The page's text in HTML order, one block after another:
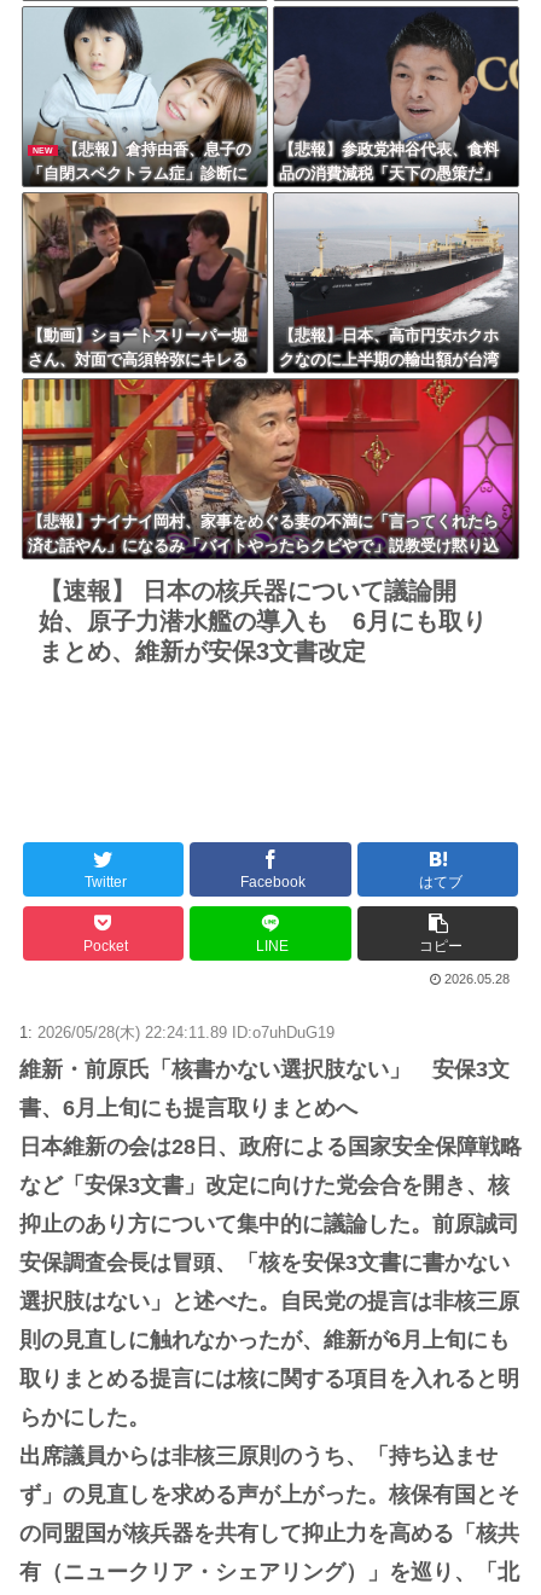
「関心なし」
病院に向かい点滴を打ったら楽
に」 回復を報告
NEW
【悲報】倉持由香、息子の
「自閉スペクトラム症」診断に
ショックで涙… 見逃していた乳
幼児期のサインとは？
【悲報】参政党神谷代表、食料
品の消費減税「天下の愚策だ」
と批判ｗｗｗｗｗｗｗｗｗｗｗ
【動画】ショートスリーパー堀
さん、対面で高須幹弥にキレる
ｗｗｗｗｗｗｗｗｗ
【悲報】日本、高市円安ホクホ
クなのに上半期の輸出額が台湾
と韓国に抜かれる・・・
【悲報】ナイナイ岡村、家事をめぐる妻の不満に「言ってくれたら
済む話やん」になるみ「バイトやったらクビやで」説教受け黙り込
【速報】 日本の核兵器について議論開
始、原子力潜水艦の導入も 6月にも取り
まとめ、維新が安保3文書改定
Twitter Facebook はてブ
Pocket LINE コピー
2026.05.28
1: 2026/05/28(木) 22:24:11.89 ID:o7uhDuG19
維新・前原氏「核書かない選択肢ない」 安保3文
書、6月上旬にも提言取りまとめへ
日本維新の会は28日、政府による国家安全保障戦略
など「安保3文書」改定に向けた党会合を開き、核
抑止のあり方について集中的に議論した。前原誠司
安保調査会長は冒頭、「核を安保3文書に書かない
選択肢はない」と述べた。自民党の提言は非核三原
則の見直しに触れなかったが、維新が6月上旬にも
取りまとめる提言には核に関する項目を入れると明
らかにした。
出席議員からは非核三原則のうち、「持ち込ませ
ず」の見直しを求める声が上がった。核保有国とそ
の同盟国が核兵器を共有して抑止力を高める「核共
有（ニュークリア・シェアリング）」を巡り、「北